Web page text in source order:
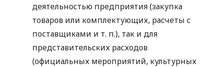
деятельностью предприятия (закупка
товаров или комплектующих, расчеты с
поставщиками и т. п.), так и для
представительских расходов
(официальных мероприятий, культурных